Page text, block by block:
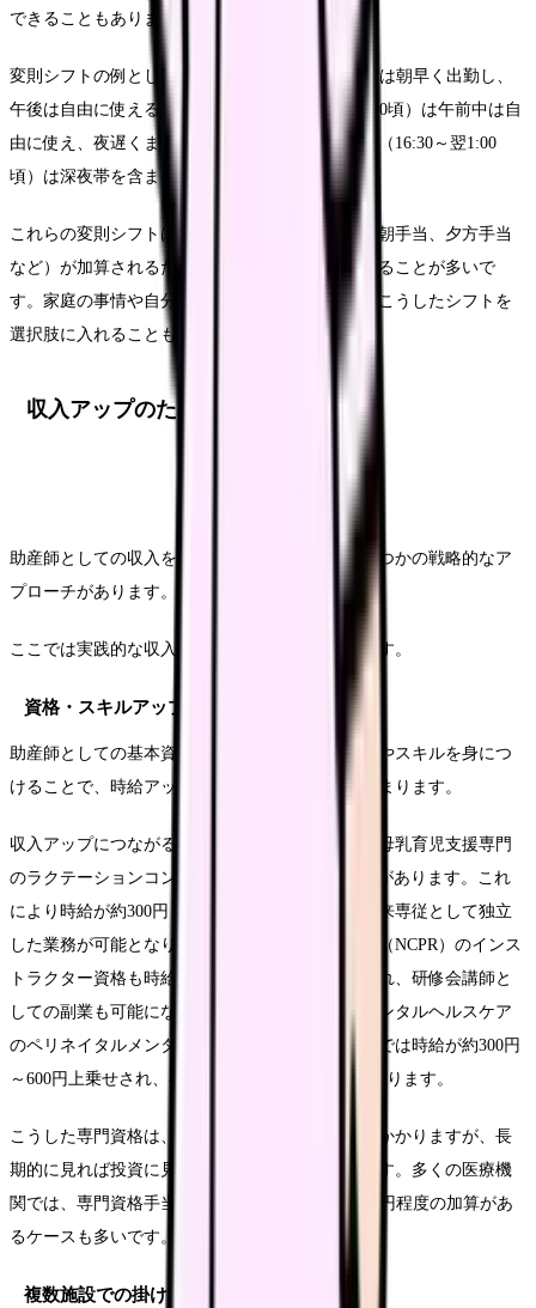
できることもあります。
変則シフトの例としては、早番（7:00～15:30頃）は朝早く出勤し、
午後は自由に使える形態です。遅番（12:30～21:00頃）は午前中は自
由に使え、夜遅くまで勤務する形態です。準夜勤（16:30～翌1:00
頃）は深夜帯を含まない夜間勤務となります。
これらの変則シフトは、基本時給に各種手当（早朝手当、夕方手当
など）が加算されるため、日勤より高い時給になることが多いで
す。家庭の事情や自分の生活リズムに合わせて、こうしたシフトを
選択肢に入れることも検討してみましょう。
収入アップのための戦略
助産師としての収入を最大化するためには、いくつかの戦略的なア
プローチがあります。
ここでは実践的な収入アップの方法をご紹介します。
資格・スキルアップによる時給アップ
助産師としての基本資格に加えて、専門的な資格やスキルを身につ
けることで、時給アップを実現できる可能性が高まります。
収入アップにつながる資格・スキル例としては、母乳育児支援専門
のラクテーションコンサルタント（IBCLC）資格があります。これ
により時給が約300円～500円上乗せされ、母乳外来専従として独立
した業務が可能となります。また、新生児蘇生法（NCPR）のインス
トラクター資格も時給が約200円～400円上乗せされ、研修会講師と
しての副業も可能になります。さらに、周産期メンタルヘルスケア
のペリネイタルメンタルヘルスケア専門家の資格では時給が約300円
～600円上乗せされ、専門外来での活躍の場が広がります。
こうした専門資格は、取得に一定の時間と費用がかかりますが、長
期的に見れば投資に見合うリターンが期待できます。多くの医療機
関では、専門資格手当として月額5,000円～20,000円程度の加算があ
るケースも多いです。
複数施設での掛け持ち勤務